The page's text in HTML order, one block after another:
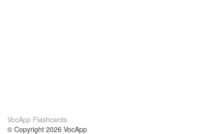
VocApp Flashcards
© Copyright 2026 VocApp